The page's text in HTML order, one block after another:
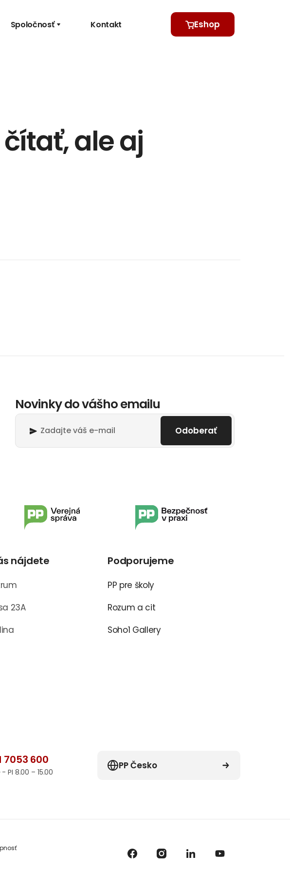
Spoločnosť Kontakt Eshop
ale aj
Novinky do vášho emailu
Odoberať
nájdete
23A
Podporujeme
PP pre školy
Rozum a cit
Soho1 Gallery
7053 600
PI 8.00 – 15.00
PP Česko